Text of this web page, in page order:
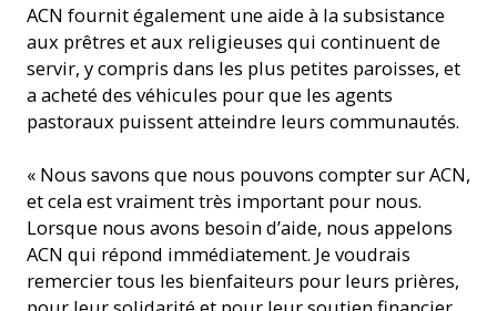
ACN fournit également une aide à la subsistance
aux prêtres et aux religieuses qui continuent de
servir, y compris dans les plus petites paroisses, et
a acheté des véhicules pour que les agents
pastoraux puissent atteindre leurs communautés.
« Nous savons que nous pouvons compter sur ACN,
et cela est vraiment très important pour nous.
Lorsque nous avons besoin d’aide, nous appelons
ACN qui répond immédiatement. Je voudrais
remercier tous les bienfaiteurs pour leurs prières,